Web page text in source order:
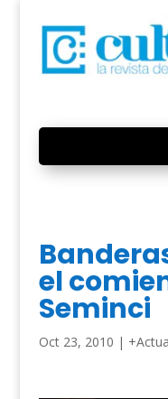
el
Seminci
Oct 23, 2010 |